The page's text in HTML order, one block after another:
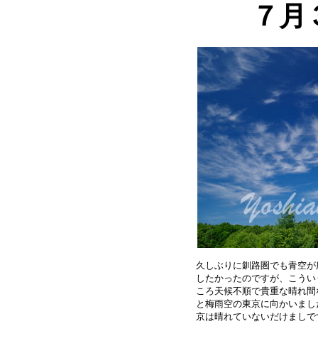
７
久しぶりに釧路圏でも青空
したかったのですが、こう
ころ天候不順で貴重な晴れ
と梅雨空の東京に向かいま